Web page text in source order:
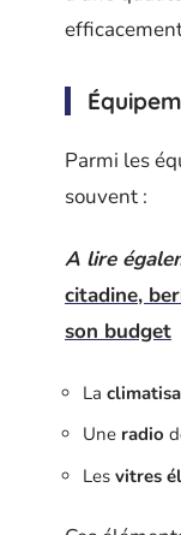
Parmi les
souvent :
A lire
citadine,
son budget
La
Une radio
Les vitres